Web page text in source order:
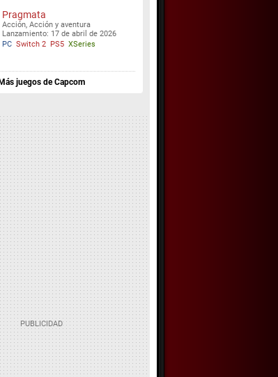
Pragmata
Acción, Acción y aventura
Lanzamiento: 17 de abril de 2026
PC Switch 2 PS5 XSeries
Más juegos de Capcom